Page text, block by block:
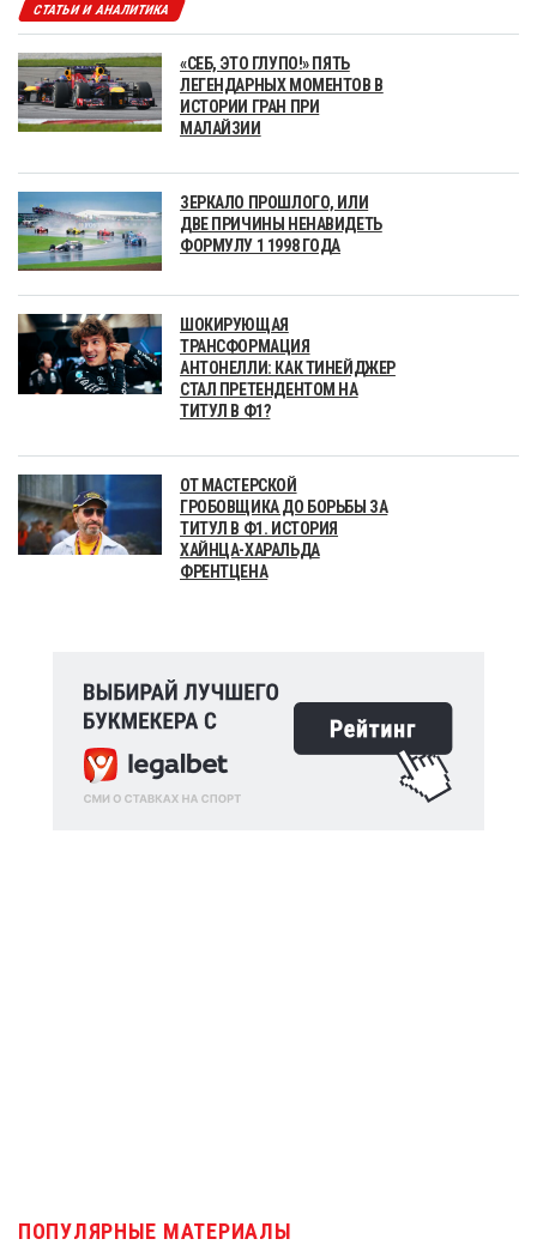
СТАТЬИ И АНАЛИТИКА
«СЕБ, ЭТО ГЛУПО!» ПЯТЬ
ЛЕГЕНДАРНЫХ МОМЕНТОВ В
ИСТОРИИ ГРАН ПРИ
МАЛАЙЗИИ
ЗЕРКАЛО ПРОШЛОГО, ИЛИ
ДВЕ ПРИЧИНЫ НЕНАВИДЕТЬ
ФОРМУЛУ 1 1998 ГОДА
ШОКИРУЮЩАЯ
ТРАНСФОРМАЦИЯ
АНТОНЕЛЛИ: КАК ТИНЕЙДЖЕР
СТАЛ ПРЕТЕНДЕНТОМ НА
ТИТУЛ В Ф1?
ОТ МАСТЕРСКОЙ
ГРОБОВЩИКА ДО БОРЬБЫ ЗА
ТИТУЛ В Ф1. ИСТОРИЯ
ХАЙНЦА-ХАРАЛЬДА
ФРЕНТЦЕНА
ПОПУЛЯРНЫЕ МАТЕРИАЛЫ